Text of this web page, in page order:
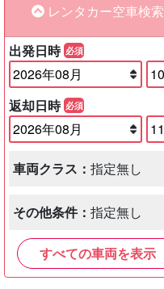
レンタカー空車検索
出発日時 必須
返却日時 必須
車両クラス： 指定無し
その他条件： 指定無し
すべての車両を表示